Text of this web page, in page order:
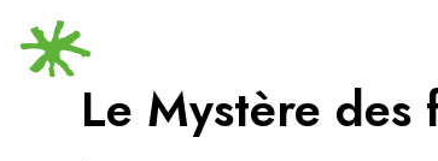
Le Mystère des